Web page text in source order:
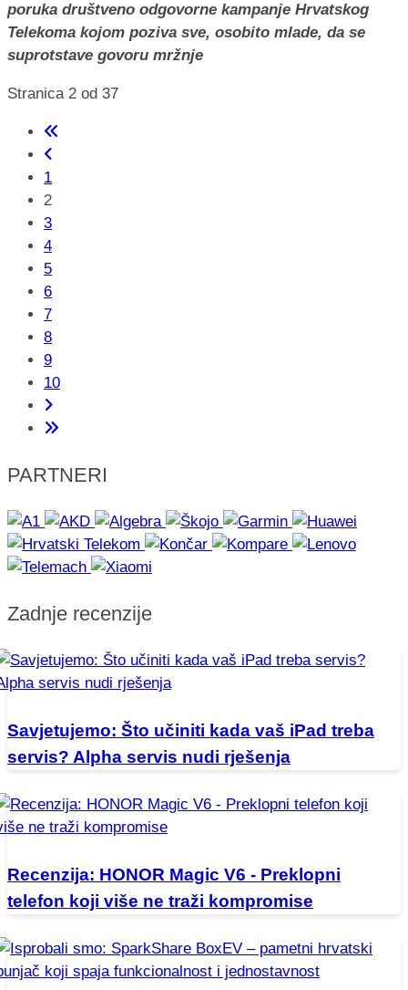
poruka društveno odgovorne kampanje Hrvatskog
Telekoma kojom poziva sve, osobito mlade, da se
suprotstave govoru mržnje
Stranica 2 od 37
1
2
3
4
5
6
7
8
9
10
PARTNERI
Zadnje recenzije
Savjetujemo: Što učiniti kada vaš iPad treba
servis? Alpha servis nudi rješenja
Recenzija: HONOR Magic V6 - Preklopni
telefon koji više ne traži kompromise